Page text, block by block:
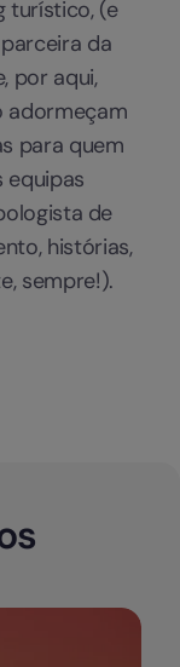
turístico, (e
da
por aqui,
adormeçam
para quem
equipas
de
histórias,
sempre!).